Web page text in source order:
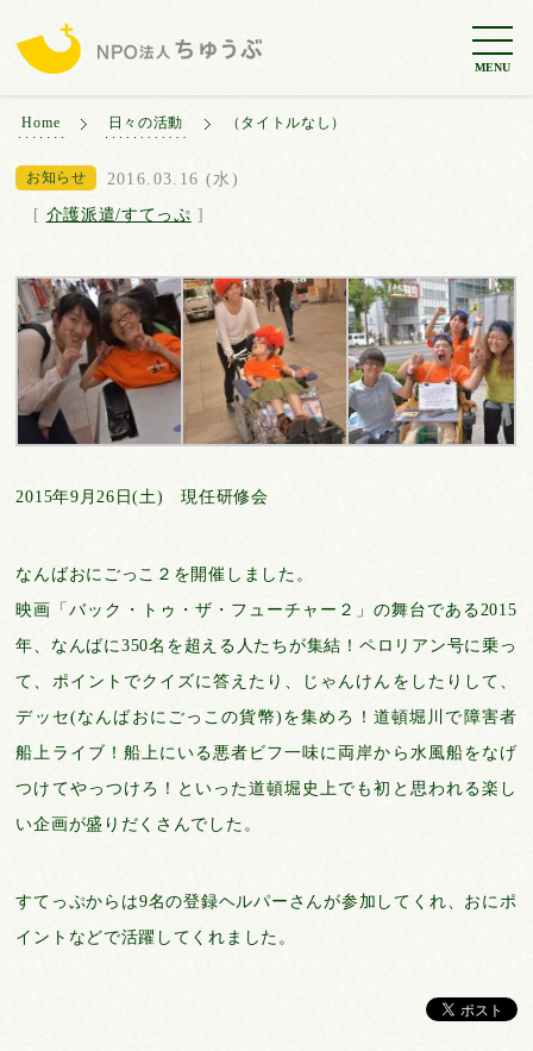
MENU
Home 日々の活動 （タイトルなし）
お知らせ
2016.03.16 (水)
[ 介護派遣/すてっぷ ]
2015年9月26日(土) 現任研修会
なんばおにごっこ２を開催しました。
映画「バック・トゥ・ザ・フューチャー２」の舞台である2015
年、なんばに350名を超える人たちが集結！ペロリアン号に乗っ
て、ポイントでクイズに答えたり、じゃんけんをしたりして、
デッセ(なんばおにごっこの貨幣)を集めろ！道頓堀川で障害者
船上ライブ！船上にいる悪者ビフ一味に両岸から水風船をなげ
つけてやっつけろ！といった道頓堀史上でも初と思われる楽し
い企画が盛りだくさんでした。
すてっぷからは9名の登録ヘルパーさんが参加してくれ、おにポ
イントなどで活躍してくれました。